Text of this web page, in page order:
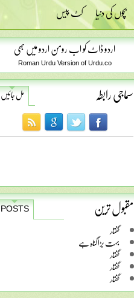
بچوں کی دنیا کٹ پیس
اردو ڈاٹ کو اب رومن اردو میں بھی
Roman Urdu Version of Urdu.co
سماجی رابطہ مل جائیں
مقبول ترین
POSTS
گفتار
بہت بڑا گناہ ہے
گفتار
گفتار
گفتار